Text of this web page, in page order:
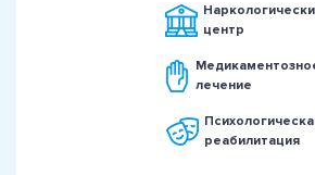
центр
лечение
реабилитация